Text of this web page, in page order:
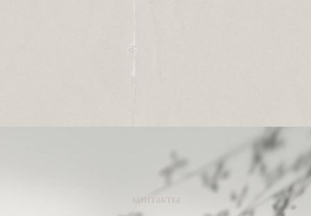
контакты